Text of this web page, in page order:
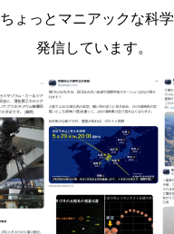
ちょっとマニアックな科学
発信しています。